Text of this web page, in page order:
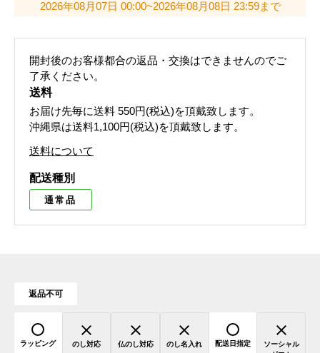
2026年08月07日 00:00~2026年08月08日 23:59まで
開封後のお客様都合の返品・交換はできませんのでご
了承ください。
送料
お届け先毎に送料 550円(税込)を頂戴致します。
沖縄県は送料1,100円(税込)を頂戴致します。
送料について
配送種別
通常品
返品不可
ラッピング のし対応 仏のし対応 のし名入れ 配送日指定
ソーシャル